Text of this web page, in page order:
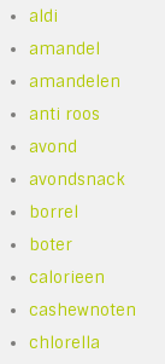
aldi
amandel
amandelen
anti roos
avond
avondsnack
borrel
boter
calorieen
cashewnoten
chlorella